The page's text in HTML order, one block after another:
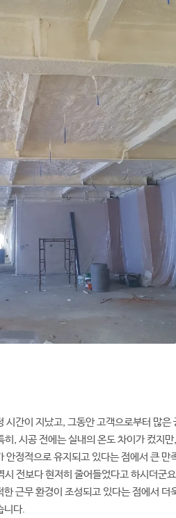
시간이 지났고, 그동안 고객으로부터 많은
, 시공 전에는 실내의 온도 차이가 컸지만,
안정적으로 유지되고 있다는 점에서 큰 만
시 전보다 현저히 줄어들었다고 하시더군
근무 환경이 조성되고 있다는 점에서 더
니다.